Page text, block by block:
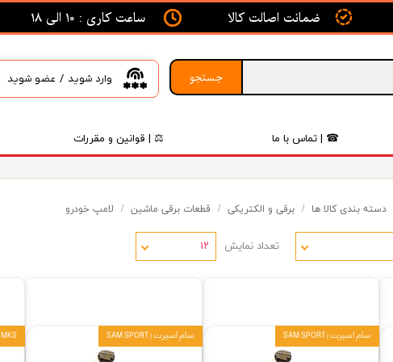
جستجو
☎ | تماس با ما ⚖ | قوانین و مقررات
ضمانت اصالت کالا ساعت کاری : 10 الی 18
وارد شوید / عضو شوید
حساب کاربری من
تغییر گذر واژه
خروج از حساب کاربری
دسته بندی کالا ها برقی و الکتریکی قطعات برقی ماشین لامپ خودرو
تعداد نمایش ۱۲
سام اسپرت | SAM SPORT سام اسپرت | SAM SPORT MKS